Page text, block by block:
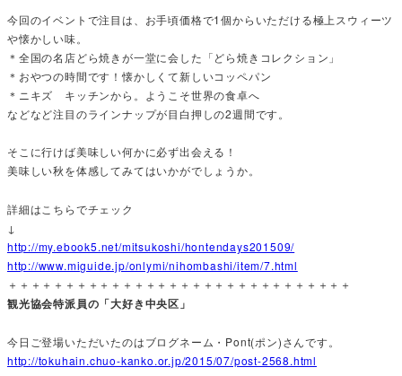
今回のイベントで注目は、お手頃価格で1個からいただける極上スウィーツ
や懐かしい味。
＊全国の名店どら焼きが一堂に会した「どら焼きコレクション」
＊おやつの時間です！懐かしくて新しいコッペパン
＊ニキズ キッチンから。ようこそ世界の食卓へ
などなど注目のラインナップが目白押しの2週間です。
そこに行けば美味しい何かに必ず出会える！
美味しい秋を体感してみてはいかがでしょうか。
詳細はこちらでチェック
↓
http://my.ebook5.net/mitsukoshi/hontendays201509/
http://www.miguide.jp/onlymi/nihombashi/item/7.html
＋＋＋＋＋＋＋＋＋＋＋＋＋＋＋＋＋＋＋＋＋＋＋＋＋＋＋＋＋＋
観光協会特派員の「大好き中央区」
今日ご登場いただいたのはブログネーム・Pont(ポン)さんです。
http://tokuhain.chuo-kanko.or.jp/2015/07/post-2568.html